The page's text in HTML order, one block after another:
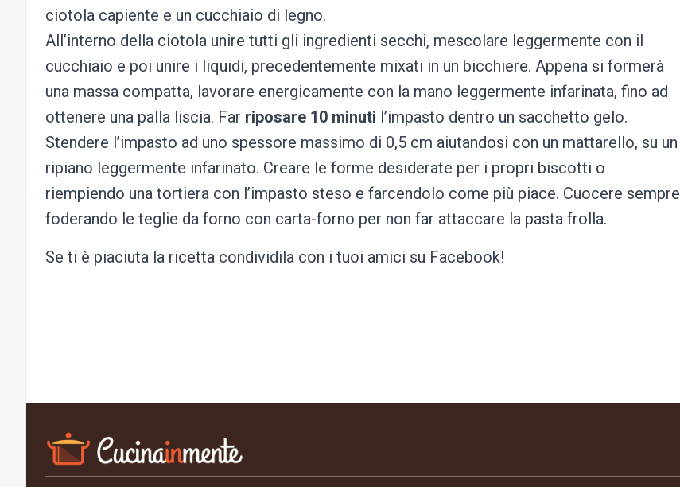
ciotola capiente e un cucchiaio di legno.
All’interno della ciotola unire tutti gli ingredienti secchi, mescolare leggermente con il
cucchiaio e poi unire i liquidi, precedentemente mixati in un bicchiere. Appena si formerà
una massa compatta, lavorare energicamente con la mano leggermente infarinata, fino ad
ottenere una palla liscia. Far riposare 10 minuti l’impasto dentro un sacchetto gelo.
Stendere l’impasto ad uno spessore massimo di 0,5 cm aiutandosi con un mattarello, su un
ripiano leggermente infarinato. Creare le forme desiderate per i propri biscotti o
riempiendo una tortiera con l’impasto steso e farcendolo come più piace. Cuocere sempre
foderando le teglie da forno con carta-forno per non far attaccare la pasta frolla.
Se ti è piaciuta la ricetta condividila con i tuoi amici su Facebook!